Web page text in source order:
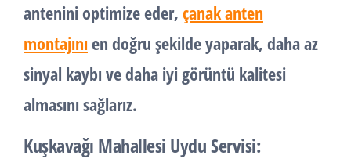
antenini optimize eder, çanak anten
montajınıen doğru şekilde yaparak, daha az
sinyal kaybı ve daha iyi görüntü kalitesi
almasını sağlarız.
Kuşkavağı Mahallesi Uydu Servisi: